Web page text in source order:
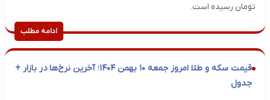
تومان رسیده است.
ادامه مطلب
قیمت سکه و طلا امروز جمعه ۱۰ بهمن ۱۴۰۴؛ آخرین نرخ‌ها در بازار +
جدول